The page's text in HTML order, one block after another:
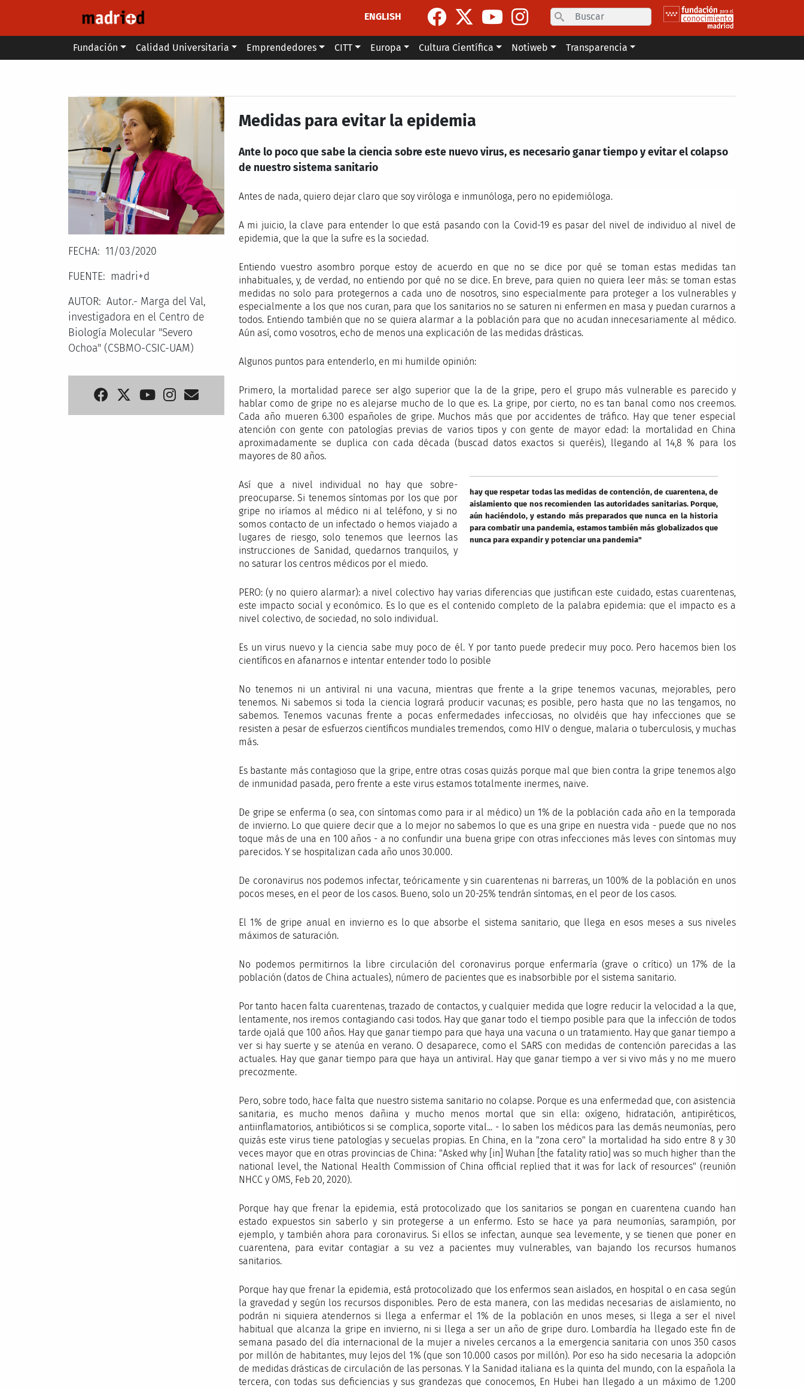
ENGLISH
Search
Main menu
Fundación Calidad Universitaria Emprendedores CITT Europa Cultura Científica Notiweb Transparencia
FECHA
11/03/2020
FUENTE
madri+d
AUTOR
Autor.- Marga del Val,
investigadora en el Centro de
Biología Molecular "Severo
Ochoa" (CSBMO-CSIC-UAM)
Medidas para evitar la epidemia
Ante lo poco que sabe la ciencia sobre este nuevo virus, es necesario ganar tiempo y evitar el colapso
de nuestro sistema sanitario
Antes de nada, quiero dejar claro que soy viróloga e inmunóloga, pero no epidemióloga.
A mi juicio, la clave para entender lo que está pasando con la Covid-19 es pasar del nivel de individuo al nivel de
epidemia, que la que la sufre es la sociedad.
Entiendo vuestro asombro porque estoy de acuerdo en que no se dice por qué se toman estas medidas tan
inhabituales, y, de verdad, no entiendo por qué no se dice. En breve, para quien no quiera leer más: se toman estas
medidas no solo para protegernos a cada uno de nosotros, sino especialmente para proteger a los vulnerables y
especialmente a los que nos curan, para que los sanitarios no se saturen ni enfermen en masa y puedan curarnos a
todos. Entiendo también que no se quiera alarmar a la población para que no acudan innecesariamente al médico.
Aún así, como vosotros, echo de menos una explicación de las medidas drásticas.
Algunos puntos para entenderlo, en mi humilde opinión:
Primero, la mortalidad parece ser algo superior que la de la gripe, pero el grupo más vulnerable es parecido y
hablar como de gripe no es alejarse mucho de lo que es. La gripe, por cierto, no es tan banal como nos creemos.
Cada año mueren 6.300 españoles de gripe. Muchos más que por accidentes de tráfico. Hay que tener especial
atención con gente con patologías previas de varios tipos y con gente de mayor edad: la mortalidad en China
aproximadamente se duplica con cada década (buscad datos exactos si queréis), llegando al 14,8 % para los
mayores de 80 años.
hay que respetar todas las medidas de contención, de cuarentena, de
aislamiento que nos recomienden las autoridades sanitarias. Porque,
aún haciéndolo, y estando más preparados que nunca en la historia
para combatir una pandemia, estamos también más globalizados que
nunca para expandir y potenciar una pandemia"
Así que a nivel individual no hay que sobre-
preocuparse. Si tenemos síntomas por los que por
gripe no iríamos al médico ni al teléfono, y si no
somos contacto de un infectado o hemos viajado a
lugares de riesgo, solo tenemos que leernos las
instrucciones de Sanidad, quedarnos tranquilos, y
no saturar los centros médicos por el miedo.
PERO: (y no quiero alarmar): a nivel colectivo hay varias diferencias que justifican este cuidado, estas cuarentenas,
este impacto social y económico. Es lo que es el contenido completo de la palabra epidemia: que el impacto es a
nivel colectivo, de sociedad, no solo individual.
Es un virus nuevo y la ciencia sabe muy poco de él. Y por tanto puede predecir muy poco. Pero hacemos bien los
científicos en afanarnos e intentar entender todo lo posible
No tenemos ni un antiviral ni una vacuna, mientras que frente a la gripe tenemos vacunas, mejorables, pero
tenemos. Ni sabemos si toda la ciencia logrará producir vacunas; es posible, pero hasta que no las tengamos, no
sabemos. Tenemos vacunas frente a pocas enfermedades infecciosas, no olvidéis que hay infecciones que se
resisten a pesar de esfuerzos científicos mundiales tremendos, como HIV o dengue, malaria o tuberculosis, y muchas
más.
Es bastante más contagioso que la gripe, entre otras cosas quizás porque mal que bien contra la gripe tenemos algo
de inmunidad pasada, pero frente a este virus estamos totalmente inermes, naive.
De gripe se enferma (o sea, con síntomas como para ir al médico) un 1% de la población cada año en la temporada
de invierno. Lo que quiere decir que a lo mejor no sabemos lo que es una gripe en nuestra vida - puede que no nos
toque más de una en 100 años - a no confundir una buena gripe con otras infecciones más leves con síntomas muy
parecidos. Y se hospitalizan cada año unos 30.000.
De coronavirus nos podemos infectar, teóricamente y sin cuarentenas ni barreras, un 100% de la población en unos
pocos meses, en el peor de los casos. Bueno, solo un 20-25% tendrán síntomas, en el peor de los casos.
El 1% de gripe anual en invierno es lo que absorbe el sistema sanitario, que llega en esos meses a sus niveles
máximos de saturación.
No podemos permitirnos la libre circulación del coronavirus porque enfermaría (grave o crítico) un 17% de la
población (datos de China actuales), número de pacientes que es inabsorbible por el sistema sanitario.
Por tanto hacen falta cuarentenas, trazado de contactos, y cualquier medida que logre reducir la velocidad a la que,
lentamente, nos iremos contagiando casi todos. Hay que ganar todo el tiempo posible para que la infección de todos
tarde ojalá que 100 años. Hay que ganar tiempo para que haya una vacuna o un tratamiento. Hay que ganar tiempo a
ver si hay suerte y se atenúa en verano. O desaparece, como el SARS con medidas de contención parecidas a las
actuales. Hay que ganar tiempo para que haya un antiviral. Hay que ganar tiempo a ver si vivo más y no me muero
precozmente.
Pero, sobre todo, hace falta que nuestro sistema sanitario no colapse. Porque es una enfermedad que, con asistencia
sanitaria, es mucho menos dañina y mucho menos mortal que sin ella: oxígeno, hidratación, antipiréticos,
antiinflamatorios, antibióticos si se complica, soporte vital... - lo saben los médicos para las demás neumonías, pero
quizás este virus tiene patologías y secuelas propias. En China, en la "zona cero" la mortalidad ha sido entre 8 y 30
veces mayor que en otras provincias de China: "Asked why [in] Wuhan [the fatality ratio] was so much higher than the
national level, the National Health Commission of China official replied that it was for lack of resources" (reunión
NHCC y OMS, Feb 20, 2020).
Porque hay que frenar la epidemia, está protocolizado que los sanitarios se pongan en cuarentena cuando han
estado expuestos sin saberlo y sin protegerse a un enfermo. Esto se hace ya para neumonías, sarampión, por
ejemplo, y también ahora para coronavirus. Si ellos se infectan, aunque sea levemente, y se tienen que poner en
cuarentena, para evitar contagiar a su vez a pacientes muy vulnerables, van bajando los recursos humanos
sanitarios.
Porque hay que frenar la epidemia, está protocolizado que los enfermos sean aislados, en hospital o en casa según
la gravedad y según los recursos disponibles. Pero de esta manera, con las medidas necesarias de aislamiento, no
podrán ni siquiera atendernos si llega a enfermar el 1% de la población en unos meses, si llega a ser el nivel
habitual que alcanza la gripe en invierno, ni si llega a ser un año de gripe duro. Lombardía ha llegado este fin de
semana pasado del día internacional de la mujer a niveles cercanos a la emergencia sanitaria con unos 350 casos
por millón de habitantes, muy lejos del 1% (que son 10.000 casos por millón). Por eso ha sido necesaria la adopción
de medidas drásticas de circulación de las personas. Y la Sanidad italiana es la quinta del mundo, con la española la
tercera, con todas sus deficiencias y sus grandezas que conocemos, En Hubei han llegado a un máximo de 1.200